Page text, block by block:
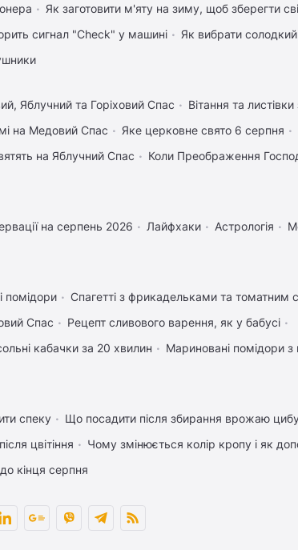
Як заготовити м'яту на зиму, щоб зберегти
сигнал "Check" у машині
Як вибрати солодкий
Яблучний та Горіховий Спас
Вітання та
на Медовий Спас
Яке церковне свято 6 серпня
на Яблучний Спас
Коли Преображення
на серпень 2026 Лайфхаки Астрологія
помідори
Спагетті з фрикадельками та томатним
Спас
Рецепт сливового варення, як у бабусі
кабачки за 20 хвилин
Мариновані помідори з
спеку
Що посадити після збирання врожаю
цвітіння
Чому змінюється колір кропу і як
кінця серпня